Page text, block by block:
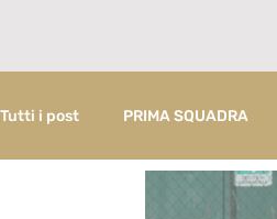
Tutti i post PRIMA SQUADRA